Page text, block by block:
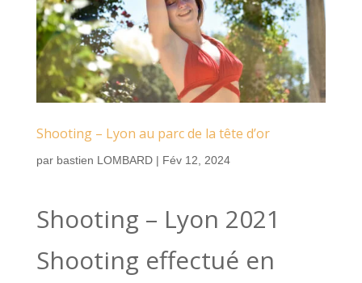
Shooting – Lyon au parc de la tête d’or
par bastien LOMBARD| Fév 12, 2024
Shooting – Lyon 2021
Shooting effectué en